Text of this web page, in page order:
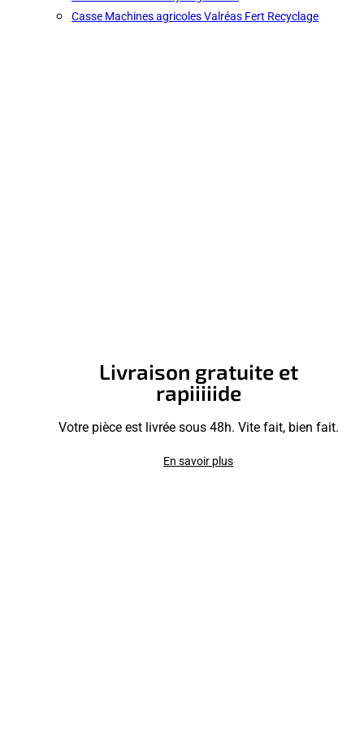
Casse Machines agricoles Valréas Fert Recyclage
Livraison gratuite et
rapiiiiide
Votre pièce est livrée sous 48h. Vite fait, bien fait.
En savoir plus